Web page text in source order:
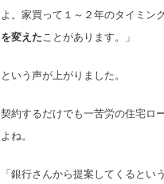
よ。家買って１～２年のタイミン
を変えたことがあります。」
という声が上がりました。
契約するだけでも一苦労の住宅ロ
よね。
「銀行さんから提案してくると